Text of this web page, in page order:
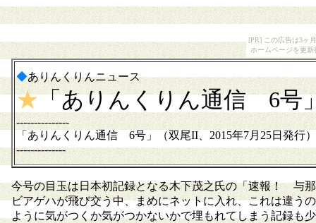
[PR] この広告は3ヶ
ホームページを更
◆ありんくりんニュース
★「ありんくりん通信 6号
---------------
「ありんくりん通信 6号」（双尾II、2015年7月25日発行）
--------------
今号の目玉は日本初記録となる木下茂之氏の「速報！ 与
ビアゲハが飛び交う中、まめにネットに入れ、これは違う
ように気がつくか気がつかないかで埋もれてしまう記録も